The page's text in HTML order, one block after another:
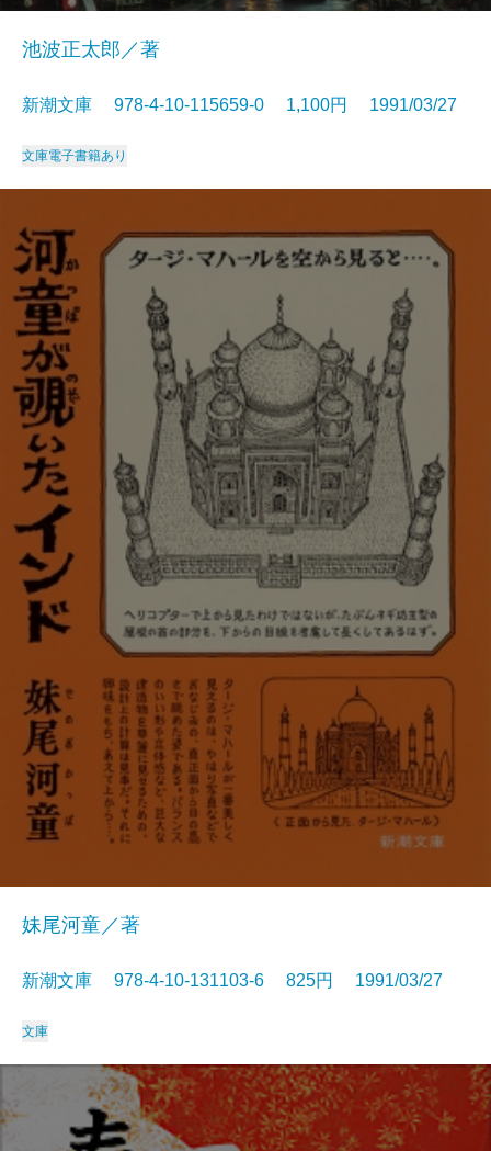
池波正太郎／著
新潮文庫 978-4-10-115659-0 1,100円 1991/03/27
文庫電子書籍あり
妹尾河童／著
新潮文庫 978-4-10-131103-6 825円 1991/03/27
文庫